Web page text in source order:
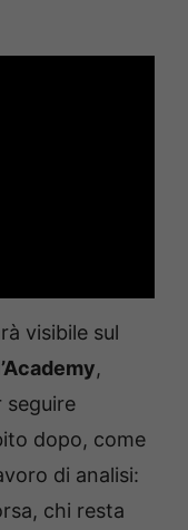
visibile sul
,
seguire
dopo, come
di analisi:
chi resta